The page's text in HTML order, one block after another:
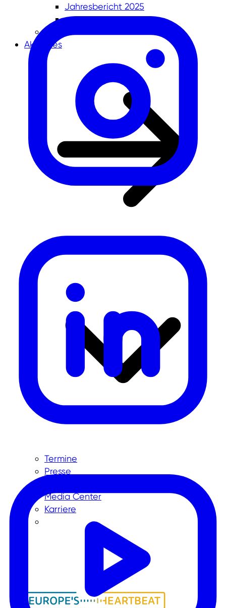
Jahresbericht 2025
Aktuelles
Termine
Presse
Media Center
Karriere